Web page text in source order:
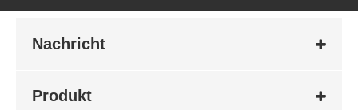
Nachricht
Produkt